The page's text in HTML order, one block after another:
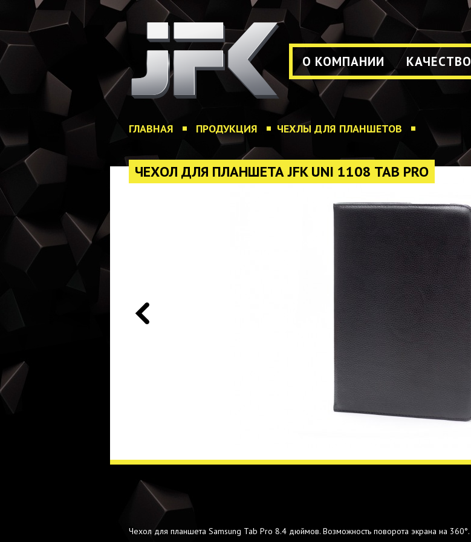
О КОМПАНИИ КАЧЕСТВО
ГЛАВНАЯ ПРОДУКЦИЯ ЧЕХЛЫ ДЛЯ ПЛАНШЕТОВ
ЧЕХОЛ ДЛЯ ПЛАНШЕТА JFK UNI 1108 TAB PRO
Чехол для планшета Samsung Tab Pro 8.4 дюймов. Возможность поворота экрана на 360°.